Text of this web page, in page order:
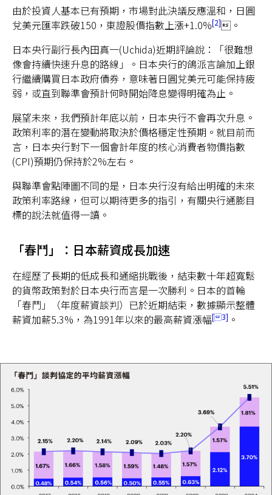
由於投資人基本已有預期，市場對此決議反應溫和，日圓
兌美元匯率跌破150，東證股價指數上漲+1.0% 2 。
日本央行副行長內田真一(Uchida)近期評論說：「很難想
像會持續快速升息的路線」。日本央行的鴿派言論加上銀
行繼續購買日本政府債券，意味著日圓兌美元可能保持疲
弱，或直到聯準會預計何時開始降息變得明確為止。
展望未來，我們預計年底以前，日本央行不會再次升息。
政策利率的潛在變動將取決於價格穩定性預期。就目前而
言，日本央行對下一個會計年度的核心消費者物價指數
(CPI)預期仍保持於2%左右。
與聯準會點陣圖不同的是，日本央行沒有給出明確的未來
政策利率路線，但可以期待更多的指引，有關央行通膨目
標的說法就值得一讀。
「春鬥」：日本薪資成長加速
在經歷了長期的低成長和通縮挑戰後，結束數十年超寬鬆
的貨幣政策對於日本央行而言是一次勝利。日本的首輪
「春鬥」（年度薪資談判）已於近期結束，數據顯示整體
薪資加薪5.3%，為1991年以來的最高薪資漲幅 3 。